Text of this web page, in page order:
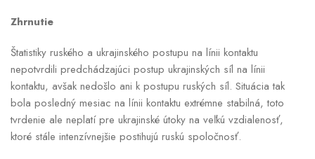
Zhrnutie
Štatistiky ruského a ukrajinského postupu na línii kontaktu
nepotvrdili predchádzajúci postup ukrajinských síl na línii
kontaktu, avšak nedošlo ani k postupu ruských síl. Situácia tak
bola posledný mesiac na línii kontaktu extrémne stabilná, toto
tvrdenie ale neplatí pre ukrajinské útoky na veľkú vzdialenosť,
ktoré stále intenzívnejšie postihujú ruskú spoločnosť.